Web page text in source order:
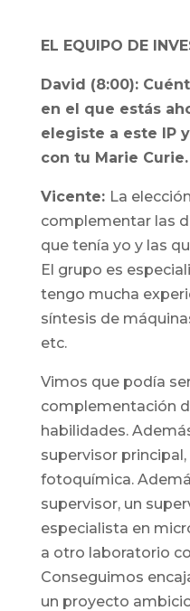
EL EQUIPO DE
David (8:00):
en el que estás
elegiste a este IP
con tu Marie Curie.
Vicente: La
complementar las
que tenía yo y las
El grupo es
tengo mucha
síntesis de
etc.
Vimos que podía
complementación
habilidades.
supervisor
fotoquímica.
supervisor, un
especialista en
a otro laboratorio
Conseguimos
un proyecto